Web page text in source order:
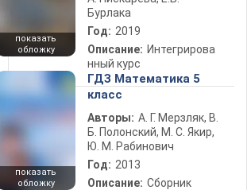
показать
обложку
Бурлака
Год: 2019
Описание: Интегрирова
нный курс
показать
обложку
ГДЗ Математика 5
класс
Авторы: А. Г. Мерзляк, В.
Б. Полонский, М. С. Якир,
Ю. М. Рабинович
Год: 2013
Описание: Сборник